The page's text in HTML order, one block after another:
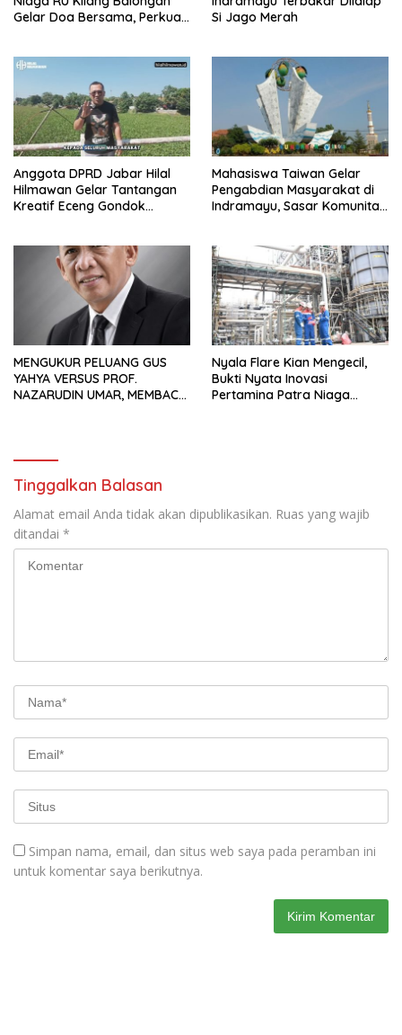
Gelar Doa Bersama, Perkuat
Si Jago Merah
Anggota DPRD Jabar Hilal
Hilmawan Gelar Tantangan
Kreatif Eceng Gondok
Mahasiswa Taiwan Gelar
Pengabdian Masyarakat di
Indramayu, Sasar Komunitas
MENGUKUR PELUANG GUS
YAHYA VERSUS PROF.
NAZARUDIN UMAR, MEMBACA
Nyala Flare Kian Mengecil,
Bukti Nyata Inovasi
Pertamina Patra Niaga
Tinggalkan Balasan
Alamat email Anda tidak akan dipublikasikan. Ruas yang wajib
ditandai *
Simpan nama, email, dan situs web saya pada peramban ini
untuk komentar saya berikutnya.